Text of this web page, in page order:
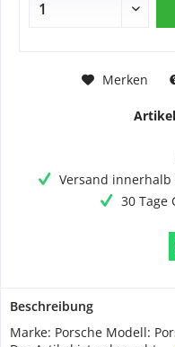
Merken
Versand innerhalb
30 Tage
Beschreibung
Marke: Porsche Modell: